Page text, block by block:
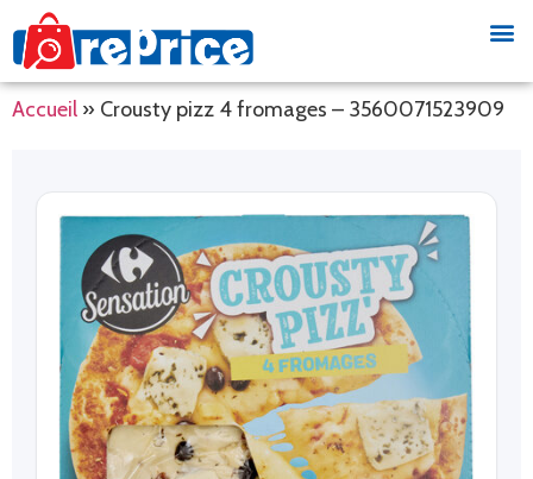
Accueil » Crousty pizz 4 fromages – 3560071523909